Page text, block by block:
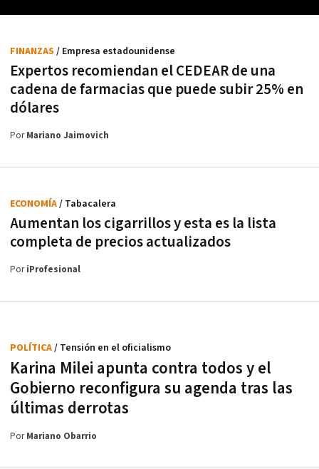
Expertos recomiendan el CEDEAR de una
cadena de farmacias que puede subir 25% en
dólares
FINANZAS / Empresa estadounidense
PorMariano Jaimovich
Aumentan los cigarrillos y esta es la lista
completa de precios actualizados
ECONOMÍA/ Tabacalera
PoriProfesional
Karina Milei apunta contra todos y el
Gobierno reconfigura su agenda tras las
últimas derrotas
POLÍTICA/ Tensión en el oficialismo
PorMariano Obarrio